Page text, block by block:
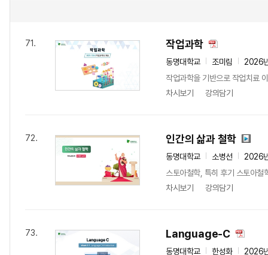
71. 작업과학
동명대학교 조미림
2026
작업과학을 기반으로 작업치료
차시보기
강의담기
72. 인간의 삶과 철학
동명대학교 소병선
2026
스토아철학, 특히 후기 스토아철
차시보기
강의담기
73. Language-C
동명대학교 한성화
2026